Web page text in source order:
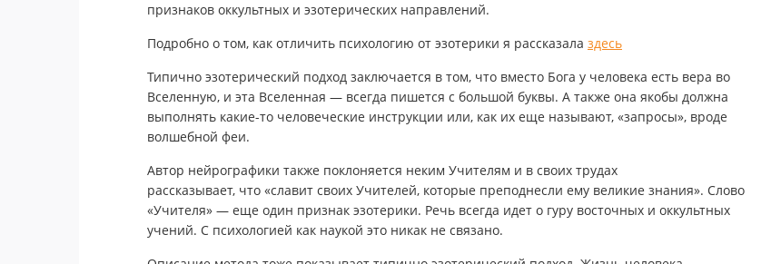
признаков оккультных и эзотерических направлений.
Подробно о том, как отличить психологию от эзотерики я рассказала здесь
Типично эзотерический подход заключается в том, что вместо Бога у человека есть вера во
Вселенную, и эта Вселенная — всегда пишется с большой буквы. А также она якобы должна
выполнять какие-то человеческие инструкции или, как их еще называют, «запросы», вроде
волшебной феи.
Автор нейрографики также поклоняется неким Учителям и в своих трудах
рассказывает, что «славит своих Учителей, которые преподнесли ему великие знания». Слово
«Учителя» — еще один признак эзотерики. Речь всегда идет о гуру восточных и оккультных
учений. С психологией как наукой это никак не связано.